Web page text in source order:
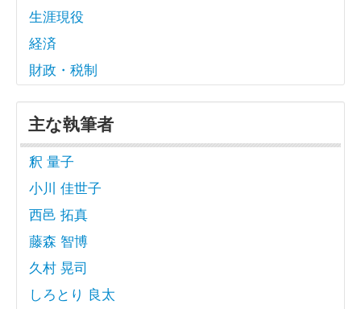
生涯現役
経済
財政・税制
主な執筆者
釈 量子
小川 佳世子
西邑 拓真
藤森 智博
久村 晃司
しろとり 良太